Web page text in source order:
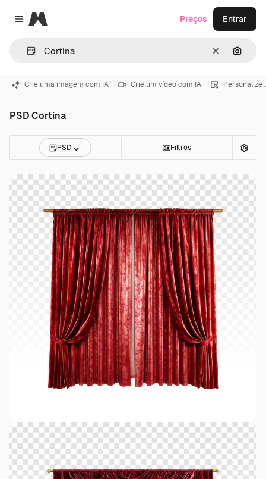
Close menu
Magnific
Limpar
Preços Entrar
Crie uma imagem com IA Crie um vídeo com IA Personalize
PSD Cortina
PSD Filtros